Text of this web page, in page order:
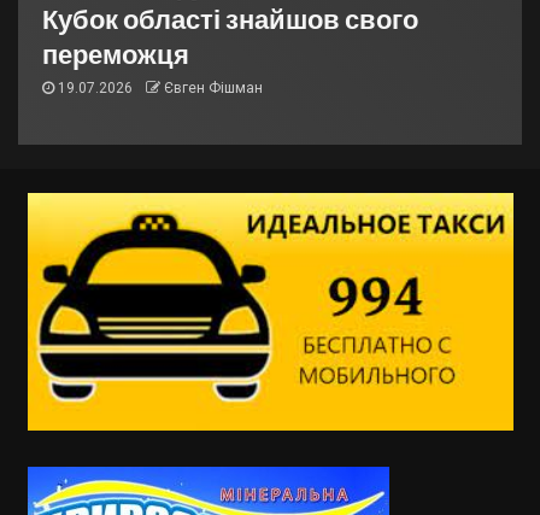
Кубок області знайшов свого
переможця
19.07.2026 Євген Фішман